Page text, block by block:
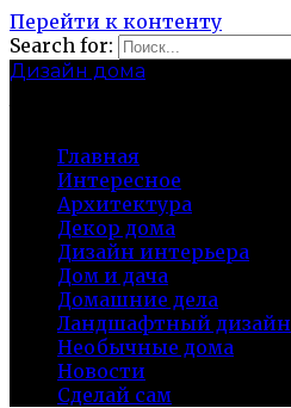
Перейти к контенту
Search for:
Дизайн дома
Главная
Интересное
Архитектура
Декор дома
Дизайн интерьера
Дом и дача
Домашние дела
Ландшафтный дизайн
Необычные дома
Новости
Сделай сам